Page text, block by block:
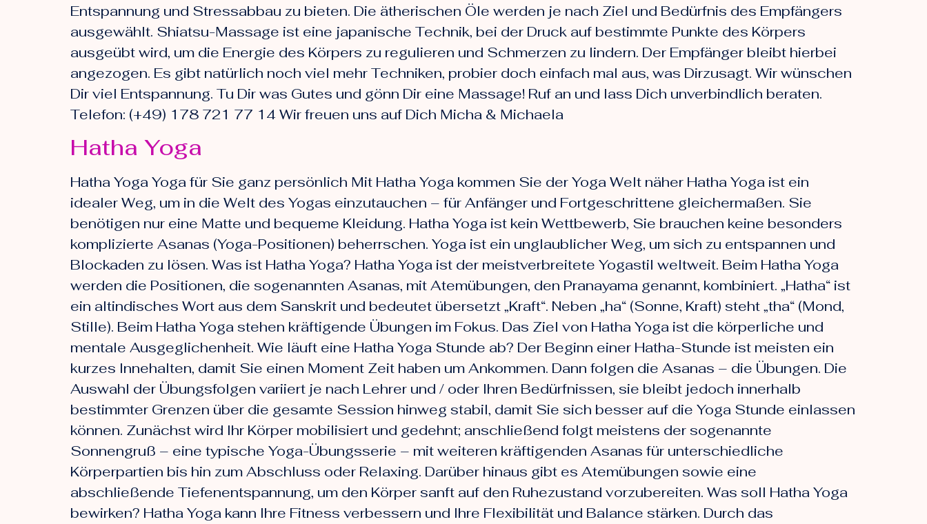
Entspannung und Stressabbau zu bieten. Die ätherischen Öle werden je nach Ziel und Bedürfnis des Empfängers
ausgewählt. Shiatsu-Massage ist eine japanische Technik, bei der Druck auf bestimmte Punkte des Körpers
ausgeübt wird, um die Energie des Körpers zu regulieren und Schmerzen zu lindern. Der Empfänger bleibt hierbei
angezogen. Es gibt natürlich noch viel mehr Techniken, probier doch einfach mal aus, was Dirzusagt. Wir wünschen
Dir viel Entspannung. Tu Dir was Gutes und gönn Dir eine Massage! Ruf an und lass Dich unverbindlich beraten.
Telefon: (+49) 178 721 77 14 Wir freuen uns auf Dich Micha & Michaela
Hatha Yoga
Hatha Yoga Yoga für Sie ganz persönlich Mit Hatha Yoga kommen Sie der Yoga Welt näher Hatha Yoga ist ein
idealer Weg, um in die Welt des Yogas einzutauchen – für Anfänger und Fortgeschrittene gleichermaßen. Sie
benötigen nur eine Matte und bequeme Kleidung. Hatha Yoga ist kein Wettbewerb, Sie brauchen keine besonders
komplizierte Asanas (Yoga-Positionen) beherrschen. Yoga ist ein unglaublicher Weg, um sich zu entspannen und
Blockaden zu lösen. Was ist Hatha Yoga? Hatha Yoga ist der meistverbreitete Yogastil weltweit. Beim Hatha Yoga
werden die Positionen, die sogenannten Asanas, mit Atemübungen, den Pranayama genannt, kombiniert. „Hatha“ ist
ein altindisches Wort aus dem Sanskrit und bedeutet übersetzt „Kraft“. Neben „ha“ (Sonne, Kraft) steht „tha“ (Mond,
Stille). Beim Hatha Yoga stehen kräftigende Übungen im Fokus. Das Ziel von Hatha Yoga ist die körperliche und
mentale Ausgeglichenheit. Wie läuft eine Hatha Yoga Stunde ab? Der Beginn einer Hatha-Stunde ist meisten ein
kurzes Innehalten, damit Sie einen Moment Zeit haben um Ankommen. Dann folgen die Asanas – die Übungen. Die
Auswahl der Übungsfolgen variiert je nach Lehrer und / oder Ihren Bedürfnissen, sie bleibt jedoch innerhalb
bestimmter Grenzen über die gesamte Session hinweg stabil, damit Sie sich besser auf die Yoga Stunde einlassen
können. Zunächst wird Ihr Körper mobilisiert und gedehnt; anschließend folgt meistens der sogenannte
Sonnengruß – eine typische Yoga-Übungsserie – mit weiteren kräftigenden Asanas für unterschiedliche
Körperpartien bis hin zum Abschluss oder Relaxing. Darüber hinaus gibt es Atemübungen sowie eine
abschließende Tiefenentspannung, um den Körper sanft auf den Ruhezustand vorzubereiten. Was soll Hatha Yoga
bewirken? Hatha Yoga kann Ihre Fitness verbessern und Ihre Flexibilität und Balance stärken. Durch das